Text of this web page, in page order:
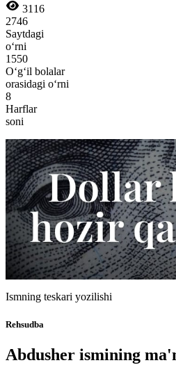
3116
2746
Saytdagi
o‘rni
1550
O‘g‘il bolalar
orasidagi o‘rni
8
Harflar
soni
Ismning teskari yozilishi
Rehsudba
Abdusher ismining